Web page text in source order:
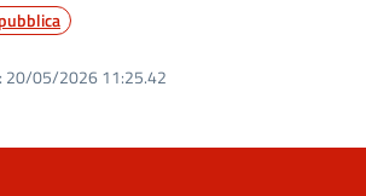
20/05/2026 11:25.42